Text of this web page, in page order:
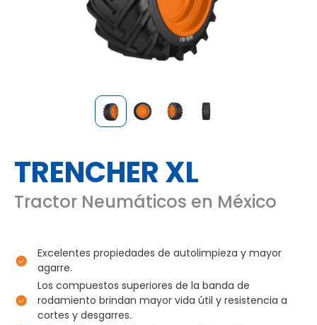
TRENCHER XL
Tractor Neumáticos en México
Excelentes propiedades de autolimpieza y mayor
agarre.
Los compuestos superiores de la banda de
rodamiento brindan mayor vida útil y resistencia a
cortes y desgarres.